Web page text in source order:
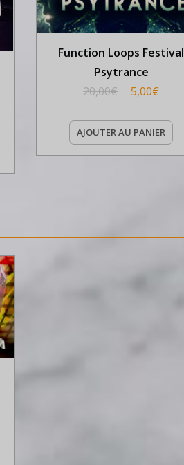
Function Loops Festival
Psytrance
20,00€ 5,00€
AJOUTER AU PANIER